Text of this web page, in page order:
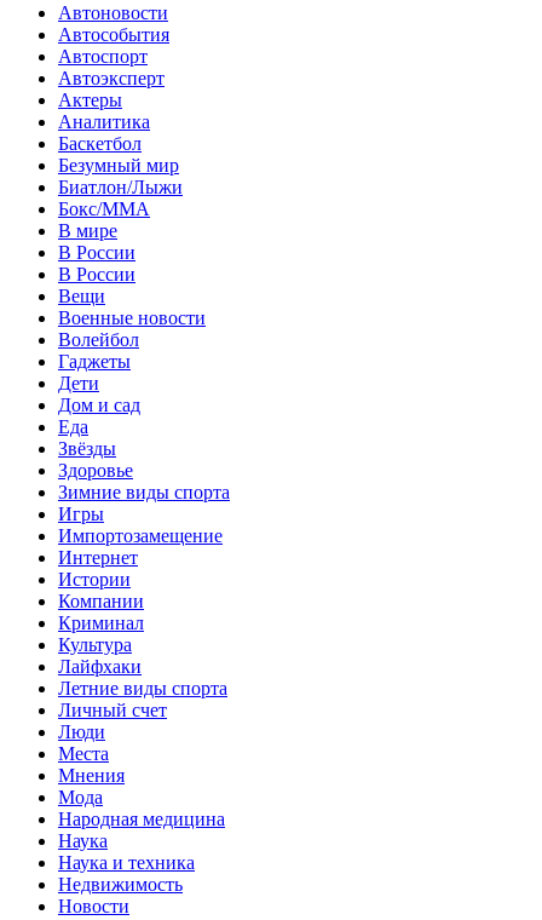
Автоновости
Автособытия
Автоспорт
Автоэксперт
Актеры
Аналитика
Баскетбол
Безумный мир
Биатлон/Лыжи
Бокс/MMA
В мире
В России
В России
Вещи
Военные новости
Волейбол
Гаджеты
Дети
Дом и сад
Еда
Звёзды
Здоровье
Зимние виды спорта
Игры
Импортозамещение
Интернет
Истории
Компании
Криминал
Культура
Лайфхаки
Летние виды спорта
Личный счет
Люди
Места
Мнения
Мода
Народная медицина
Наука
Наука и техника
Недвижимость
Новости